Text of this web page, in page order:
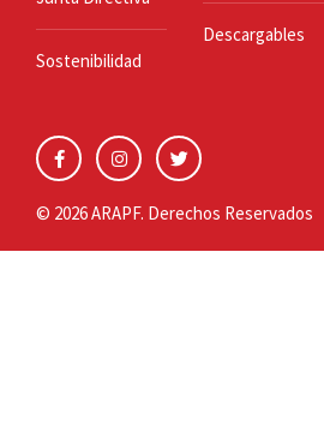
Sostenibilidad
Descargables
© 2026 ARAPF. Derechos Reservados